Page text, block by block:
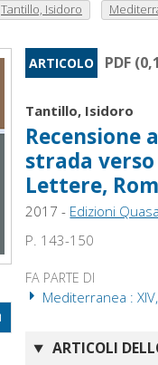
Tantillo, Isidoro
ARTICOLO PDF
Tantillo, Isidoro
Recensione
strada
Lettere,
2017 - Edizioni
P. 143-150
FA PARTE DI
Mediterranea :
ARTICOLI